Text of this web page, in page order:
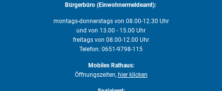
Bürgerbüro (Einwohnermeldeamt):
montags-donnerstags von 08.00-12.30 Uhr
und von 13.00 - 15.00 Uhr
freitags von 08.00-12.00 Uhr
Telefon: 0651-9798-115
Mobiles Rathaus:
Öffnungszeiten, hier klicken